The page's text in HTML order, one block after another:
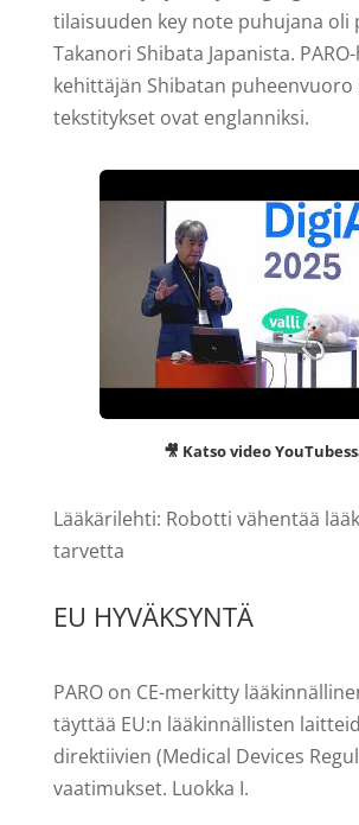
tilaisuuden key note puhujana oli
Takanori Shibata Japanista.
kehittäjän Shibatan puheenvuoro
tekstitykset ovat englanniksi.
🎥 Katso video
Lääkärilehti: Robotti vähentää
tarvetta
EU HYVÄKSYNTÄ
PARO on CE-merkitty
täyttää EU:n lääkinnällisten
direktiivien (Medical Devices
vaatimukset. Luokka I.